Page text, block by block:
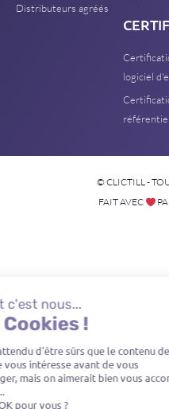
Distributeurs agréés
logiciel
© CLICTILL -
FAIT AVEC